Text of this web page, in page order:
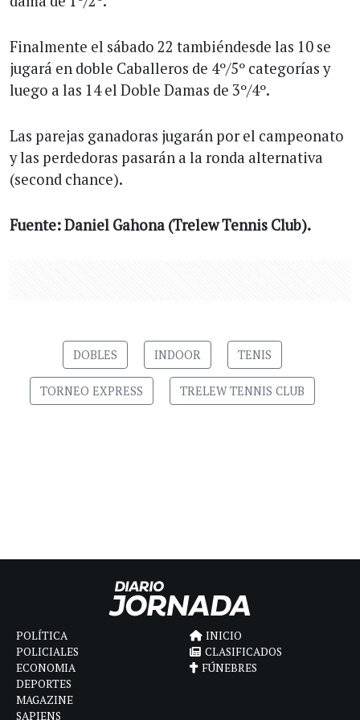
Finalmente el sábado 22 tambiéndesde las 10 se
jugará en doble Caballeros de 4º/5º categorías y
luego a las 14 el Doble Damas de 3º/4º.
Las parejas ganadoras jugarán por el campeonato
y las perdedoras pasarán a la ronda alternativa
(second chance).
Fuente: Daniel Gahona (Trelew Tennis Club).
DOBLES INDOOR TENIS
TORNEO EXPRESS TRELEW TENNIS CLUB
POLÍTICA
POLICIALES
ECONOMIA
DEPORTES
MAGAZINE
SAPIENS
INICIO
CLASIFICADOS
FÚNEBRES